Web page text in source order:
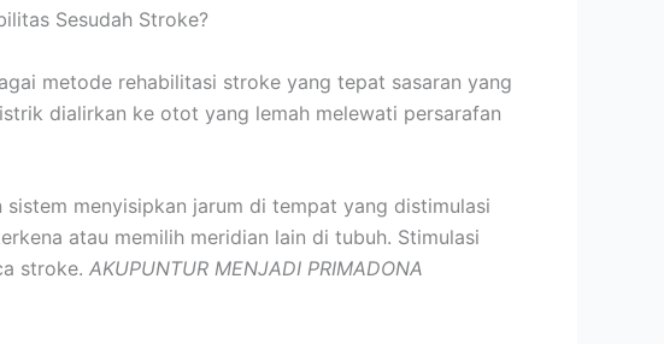
Sesudah Stroke?
metode rehabilitasi stroke yang tepat sasaran yang
dialirkan ke otot yang lemah melewati persarafan
menyisipkan jarum di tempat yang distimulasi
atau memilih meridian lain di tubuh. Stimulasi
stroke. AKUPUNTUR MENJADI PRIMADONA